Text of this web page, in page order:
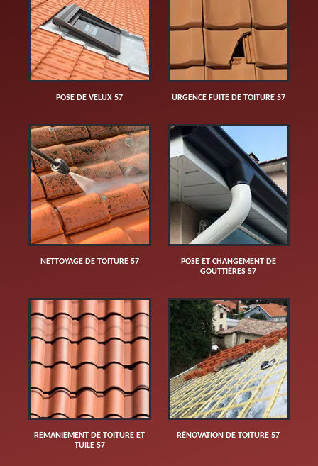
POSE DE VELUX 57 URGENCE FUITE DE TOITURE 57
NETTOYAGE DE TOITURE 57
POSE ET CHANGEMENT DE
GOUTTIÈRES 57
REMANIEMENT DE TOITURE ET
TUILE 57
RÉNOVATION DE TOITURE 57